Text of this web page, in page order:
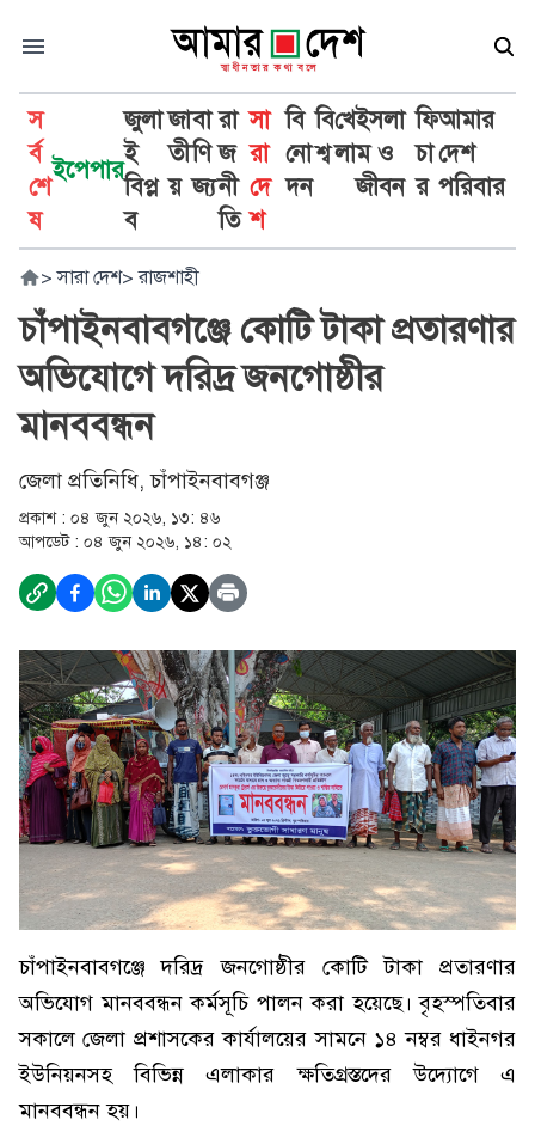
স
র্ব
শে
ষ
ইপেপার
জুলা
ই
বিপ্ল
ব
জা
তী
য়
বা
ণি
জ্য
রা
জ
নী
তি
সা
রা
দে
শ
বি
নো
দন
বি
শ্ব
খে
লা
ইসলা
ম ও
জীবন
ফি
চা
র
আমার
দেশ
পরিবার
> সারা দেশ> রাজশাহী
চাঁপাইনবাবগঞ্জে কোটি টাকা প্রতারণার
অভিযোগে দরিদ্র জনগোষ্ঠীর
মানববন্ধন
জেলা প্রতিনিধি, চাঁপাইনবাবগঞ্জ
প্রকাশ : ০৪ জুন ২০২৬, ১৩: ৪৬
আপডেট : ০৪ জুন ২০২৬, ১৪: ০২
চাঁপাইনবাবগঞ্জে দরিদ্র জনগোষ্ঠীর কোটি টাকা প্রতারণার
অভিযোগ মানববন্ধন কর্মসূচি পালন করা হয়েছে। বৃহস্পতিবার
সকালে জেলা প্রশাসকের কার্যালয়ের সামনে ১৪ নম্বর ধাইনগর
ইউনিয়নসহ বিভিন্ন এলাকার ক্ষতিগ্রস্তদের উদ্যোগে এ
মানববন্ধন হয়।